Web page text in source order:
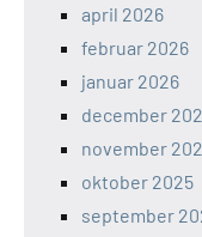
april 2026
februar 2026
januar 2026
december
november
oktober 2025
september